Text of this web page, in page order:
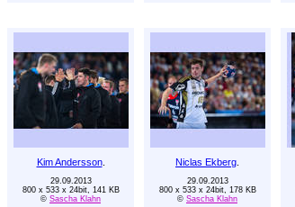
Kim Andersson. Niclas Ekberg
29.09.2013
800 x 533 x 24bit, 141 KB
© Sascha Klahn
29.09.2013
800 x 533 x 24bit, 178 KB
© Sascha Klahn